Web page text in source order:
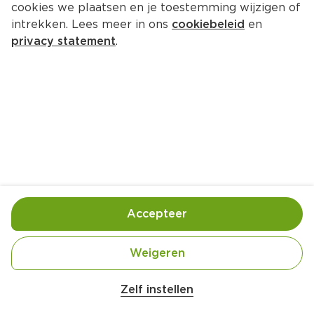
BioToday Crispy cracker sesam
rozemarijn bio
Handige informatie over dit product
Biologisch
cookies we plaatsen en je toestemming wijzigen of
intrekken. Lees meer in ons cookiebeleid en
privacy statement.
Zelf instellen
Weigeren
Accepteer